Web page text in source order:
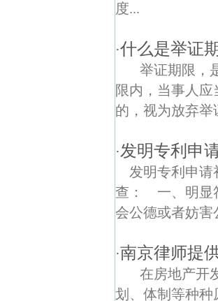
度...
·什么是举证
举证期限，
限内，当事人
的，视为放弃
·发明专利申
发明专利申
查： 一、明显
会公德或者妨害
·南京律师提
在房地产开
划、体制等种种